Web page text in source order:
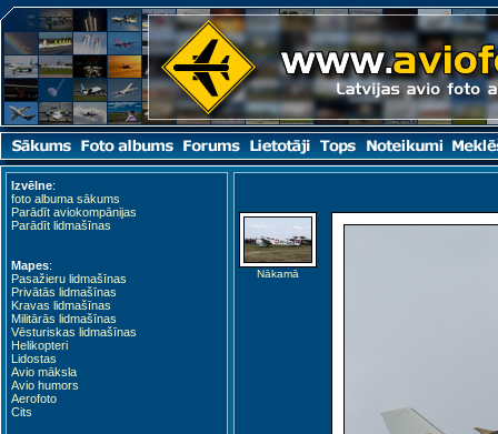
Izvēlne:
foto albuma sākums
Parādīt aviokompānijas
Parādīt lidmašīnas
Mapes:
Pasažieru lidmašīnas
Privātās lidmašīnas
Kravas lidmašīnas
Militārās lidmašīnas
Vēsturiskas lidmašīnas
Helikopteri
Lidostas
Avio māksla
Avio humors
Aerofoto
Cits
Nākamā